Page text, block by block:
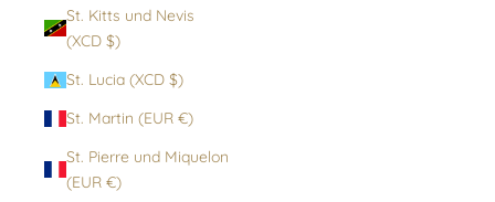
St. Kitts und Nevis
(XCD $)
St. Lucia (XCD $)
St. Martin (EUR €)
St. Pierre und Miquelon
(EUR €)